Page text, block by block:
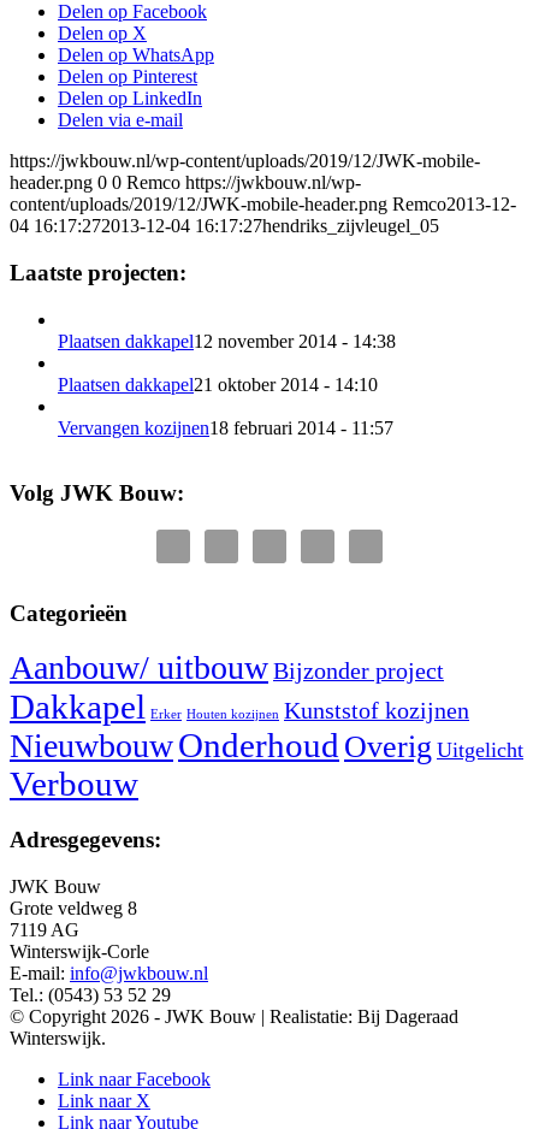
Delen op Facebook
Delen op X
Delen op WhatsApp
Delen op Pinterest
Delen op LinkedIn
Delen via e-mail
https://jwkbouw.nl/wp-content/uploads/2019/12/JWK-mobile-
header.png 0 0 Remco https://jwkbouw.nl/wp-
content/uploads/2019/12/JWK-mobile-header.png Remco2013-12-
04 16:17:272013-12-04 16:17:27hendriks_zijvleugel_05
Laatste projecten:
Plaatsen dakkapel12 november 2014 - 14:38
Plaatsen dakkapel21 oktober 2014 - 14:10
Vervangen kozijnen18 februari 2014 - 11:57
Volg JWK Bouw:
Categorieën
Aanbouw/ uitbouwBijzonder project
Dakkapel Erker Houten kozijnen Kunststof kozijnen
NieuwbouwOnderhoud Overig Uitgelicht
Verbouw
Adresgegevens:
JWK Bouw
Grote veldweg 8
7119 AG
Winterswijk-Corle
E-mail: info@jwkbouw.nl
Tel.: (0543) 53 52 29
© Copyright 2026 - JWK Bouw | Realistatie: Bij Dageraad
Winterswijk.
Link naar Facebook
Link naar X
Link naar Youtube